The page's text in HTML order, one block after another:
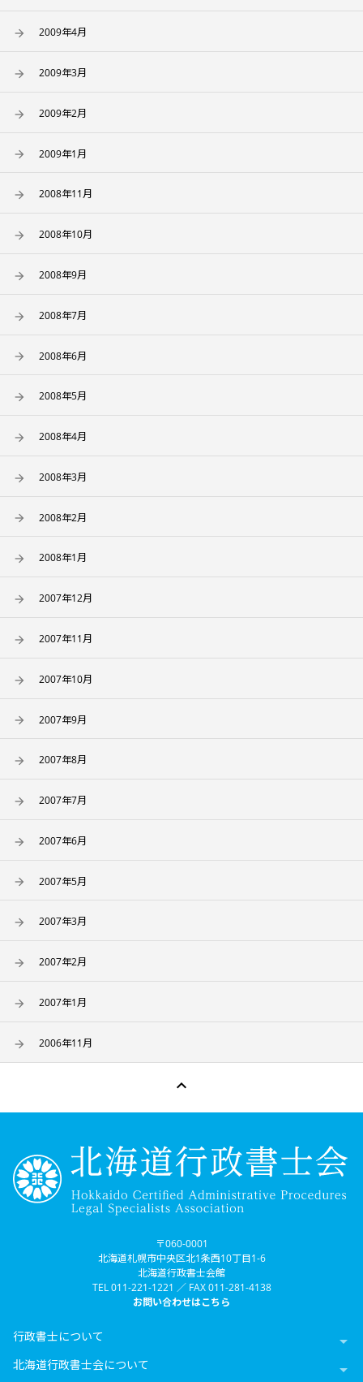
2009年4月
2009年3月
2009年2月
2009年1月
2008年11月
2008年10月
2008年9月
2008年7月
2008年6月
2008年5月
2008年4月
2008年3月
2008年2月
2008年1月
2007年12月
2007年11月
2007年10月
2007年9月
2007年8月
2007年7月
2007年6月
2007年5月
2007年3月
2007年2月
2007年1月
2006年11月

〒060-0001
北海道札幌市中央区北1条西10丁目1-6
北海道行政書士会館
TEL 011-221-1221 ／ FAX 011-281-4138
お問い合わせはこちら
行政書士について 
北海道行政書士会について 